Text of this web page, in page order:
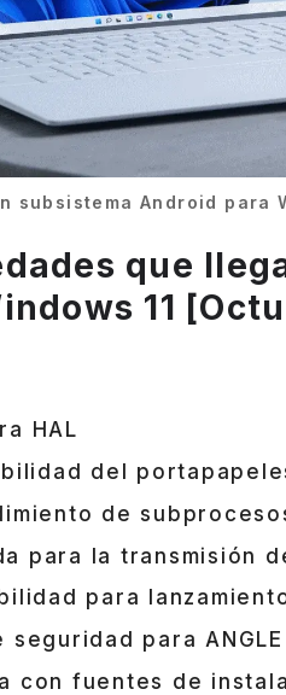
subsistema Android para
que
11
HAL
del
de
para la transmisión
para
para ANGLE
con fuentes de